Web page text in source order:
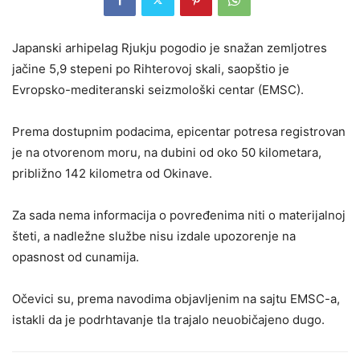
Japanski arhipelag Rjukju pogodio je snažan zemljotres
jačine 5,9 stepeni po Rihterovoj skali, saopštio je
Evropsko-mediteranski seizmološki centar (EMSC).
Prema dostupnim podacima, epicentar potresa registrovan
je na otvorenom moru, na dubini od oko 50 kilometara,
približno 142 kilometra od Okinave.
Za sada nema informacija o povređenima niti o materijalnoj
šteti, a nadležne službe nisu izdale upozorenje na
opasnost od cunamija.
Očevici su, prema navodima objavljenim na sajtu EMSC-a,
istakli da je podrhtavanje tla trajalo neuobičajeno dugo.